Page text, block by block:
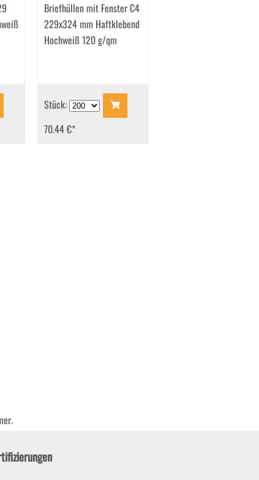
Briefhüllen mit Fenster C4
229x324 mm Haftklebend
Hochweiß 120 g/qm
Stück:
70.44 €*